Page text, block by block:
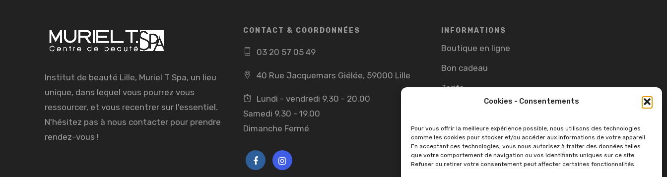
Cookies - Consentements
Pour vous offrir la meilleure expérience possible, nous utilisons des technologies
comme les cookies pour stocker et/ou accéder aux informations de votre appareil.
En acceptant ces technologies, vous nous autorisez à traiter des données telles
que votre comportement de navigation ou vos identifiants uniques sur ce site.
Refuser ou retirer votre consentement peut affecter certaines fonctionnalités.
Institut de beauté Lille, Muriel T Spa, un lieu
unique, dans lequel vous pourrez vous
ressourcer, et vous recentrer sur l'essentiel.
N'hésitez pas à nous contacter pour prendre
rendez-vous !
CONTACT & COORDONNÉES
03 20 57 05 49
40 Rue Jacquemars Giélée, 59000 Lille
Lundi - vendredi 9.30 - 20.00
Samedi 9.30 - 19.00
Dimanche Fermé
INFORMATIONS
Boutique en ligne
Bon cadeau
Tarifs
Cookie Policy (EU)